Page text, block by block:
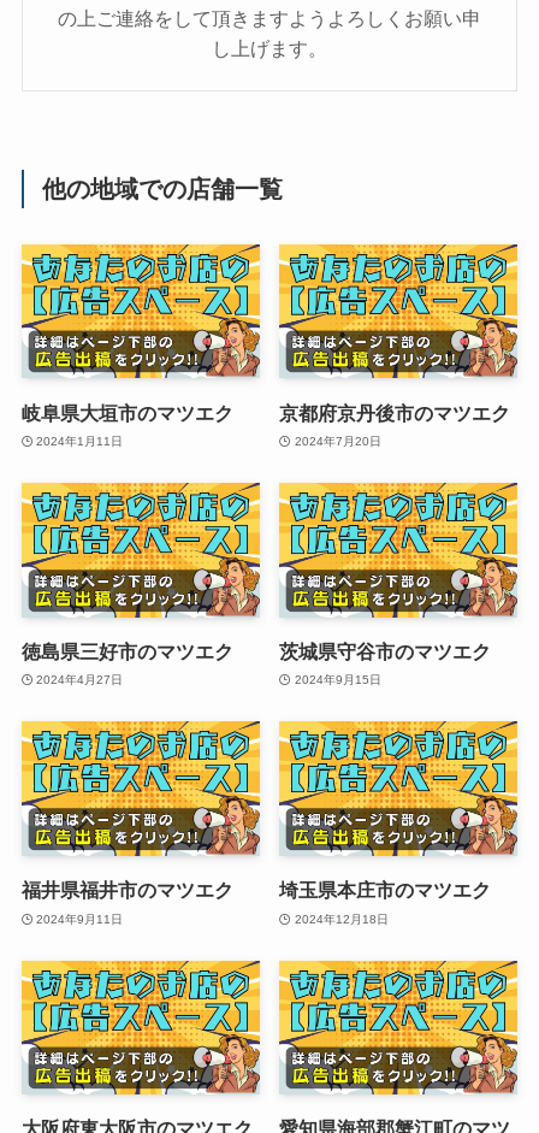
の上ご連絡をして頂きますようよろしくお願い申
し上げます。
他の地域での店舗一覧
岐阜県大垣市のマツエク
2024年1月11日
京都府京丹後市のマツエク
2024年7月20日
徳島県三好市のマツエク
2024年4月27日
茨城県守谷市のマツエク
2024年9月15日
福井県福井市のマツエク
2024年9月11日
埼玉県本庄市のマツエク
2024年12月18日
大阪府東大阪市のマツエク 愛知県海部郡蟹江町のマツ